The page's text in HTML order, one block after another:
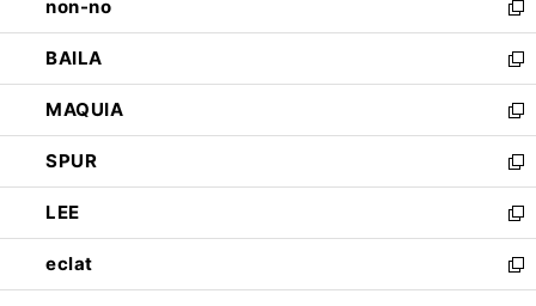
く
で
開
く
い
ウ
ィ
ン
ド
ウ
で
開
く
non-no
新
し
い
ウ
ィ
ン
ド
ウ
で
開
く
BAILA
新
し
い
ウ
ィ
ン
ド
ウ
で
開
MAQUIA
新
し
い
ウ
ィ
ン
ド
ウ
SPUR
新
し
い
ウ
ィ
ン
LEE
新
し
い
ウ
eclat
新
し